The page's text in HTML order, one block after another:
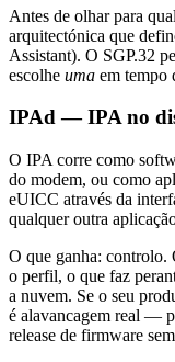
Antes de olhar para
arquitectónica que
Assistant). O SGP.32
escolhe uma em tempo
IPAd — IPA no
O IPA corre como
do modem, ou como
eUICC através da
qualquer outra
O que ganha: controlo.
o perfil, o que faz
a nuvem. Se o seu
é alavancagem real —
release de firmware